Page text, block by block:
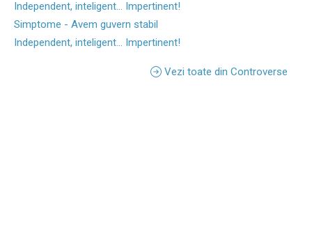
Independent, inteligent... Impertinent!
Simptome - Avem guvern stabil
Independent, inteligent... Impertinent!
Vezi toate din Controverse